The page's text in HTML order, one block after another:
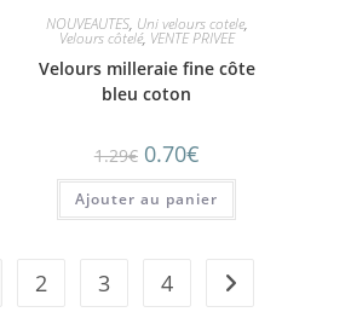
NOUVEAUTES, Uni velours cotele,
Velours côtelé, VENTE PRIVEE
Velours milleraie fine côte
bleu coton
1.29€ 0.70€
Ajouter au panier
2 3 4